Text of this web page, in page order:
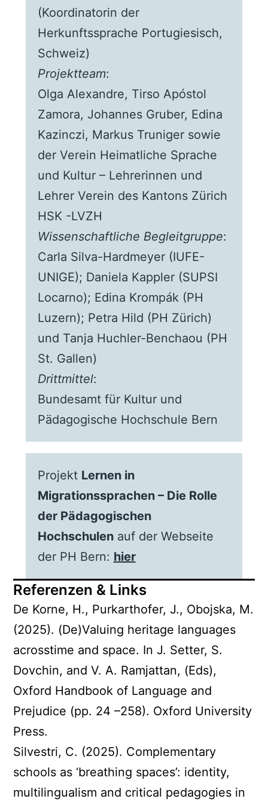
(Koordinatorin der
Herkunftssprache Portugiesisch,
Schweiz)
Projektteam:
Olga Alexandre, Tirso Apóstol
Zamora, Johannes Gruber, Edina
Kazinczi, Markus Truniger sowie
der Verein Heimatliche Sprache
und Kultur – Lehrerinnen und
Lehrer Verein des Kantons Zürich
HSK -LVZH
Wissenschaftliche Begleitgruppe:
Carla Silva-Hardmeyer (IUFE-
UNIGE); Daniela Kappler (SUPSI
Locarno); Edina Krompák (PH
Luzern); Petra Hild (PH Zürich)
und Tanja Huchler-Benchaou (PH
St. Gallen)
Drittmittel:
Bundesamt für Kultur und
Pädagogische Hochschule Bern
Projekt Lernen in
Migrationssprachen – Die Rolle
der Pädagogischen
Hochschulenauf der Webseite
der PH Bern: hier
Referenzen & Links
De Korne, H., Purkarthofer, J., Obojska, M.
(2025). (De)Valuing heritage languages
acrosstime and space. In J. Setter, S.
Dovchin, and V. A. Ramjattan, (Eds),
Oxford Handbook of Language and
Prejudice (pp. 24 –258). Oxford University
Press.
Silvestri, C. (2025). Complementary
schools as ‘breathing spaces’: identity,
multilingualism and critical pedagogies in